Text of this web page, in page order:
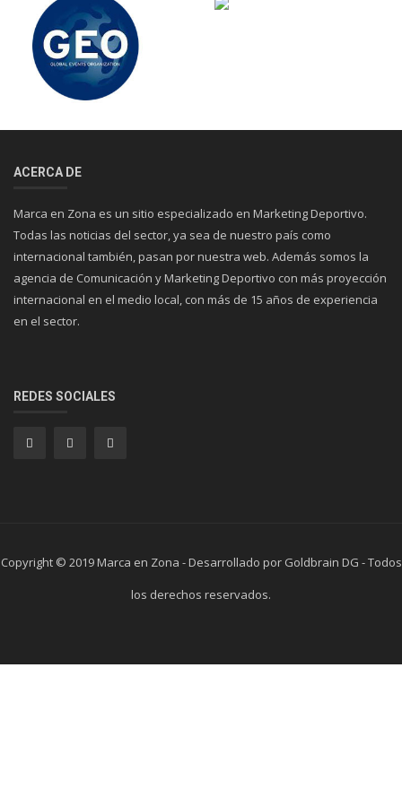
ACERCA DE
Marca en Zona es un sitio especializado en Marketing Deportivo.
Todas las noticias del sector, ya sea de nuestro país como
internacional también, pasan por nuestra web. Además somos la
agencia de Comunicación y Marketing Deportivo con más proyección
internacional en el medio local, con más de 15 años de experiencia
en el sector.
REDES SOCIALES
Copyright © 2019 Marca en Zona - Desarrollado por Goldbrain DG - Todos
los derechos reservados.